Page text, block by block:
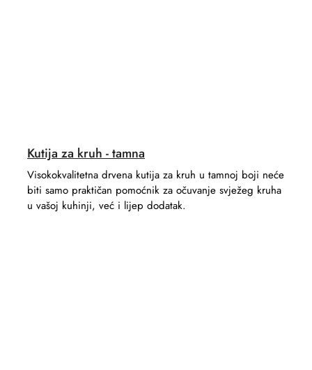
Kutija za kruh - tamna
Visokokvalitetna drvena kutija za kruh u tamnoj boji neće
biti samo praktičan pomoćnik za očuvanje svježeg kruha
u vašoj kuhinji, već i lijep dodatak.